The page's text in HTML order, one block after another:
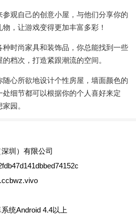
观自己的创意小屋，与他们分享你的
，让游戏变得更加丰富多彩！
种时尚家具和装饰品，你总能找到一些
档次，打造紧跟潮流的空间。
心所欲地设计个性房屋，墙面颜色的
细节都可以根据你的个人喜好来定
园。
圳）有限公司
统Android 4.4以上